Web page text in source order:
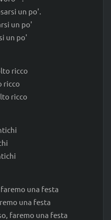
un po'.
un po'
un po'
ricco
ricco
ricco
una festa
una festa
faremo una festa